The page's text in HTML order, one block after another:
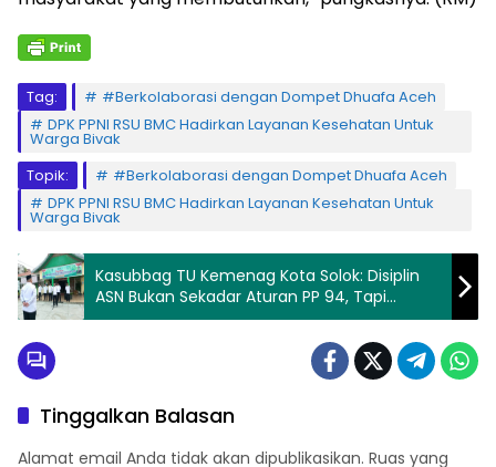
Tag:
#Berkolaborasi dengan Dompet Dhuafa Aceh
DPK PPNI RSU BMC Hadirkan Layanan Kesehatan Untuk
Warga Bivak
Topik:
#Berkolaborasi dengan Dompet Dhuafa Aceh
DPK PPNI RSU BMC Hadirkan Layanan Kesehatan Untuk
Warga Bivak
Kasubbag TU Kemenag Kota Solok: Disiplin
ASN Bukan Sekadar Aturan PP 94, Tapi
Pertanggungjawaban di Akhirat
Tinggalkan Balasan
Alamat email Anda tidak akan dipublikasikan. Ruas yang